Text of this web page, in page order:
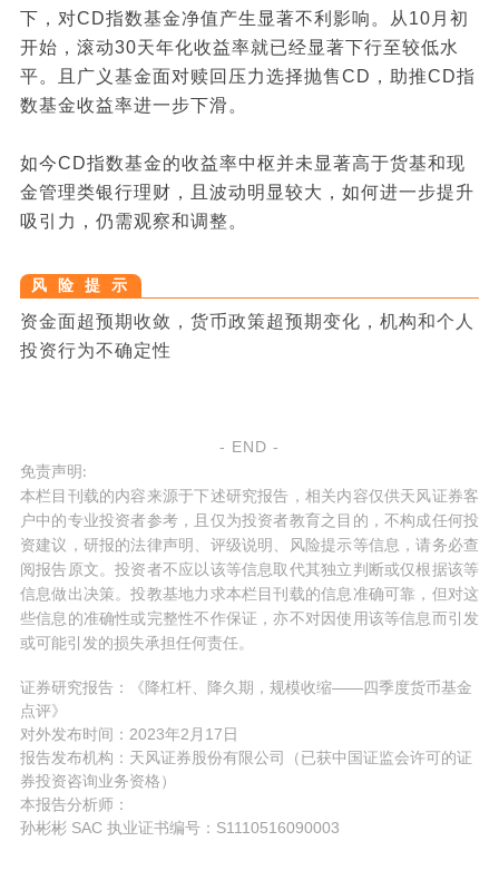
下，对CD指数基金净值产生显著不利影响。从10月初
开始，滚动30天年化收益率就已经显著下行至较低水
平。且广义基金面对赎回压力选择抛售CD，助推CD指
数基金收益率进一步下滑。
如今CD指数基金的收益率中枢并未显著高于货基和现
金管理类银行理财，且波动明显较大，如何进一步提升
吸引力，仍需观察和调整。
风 险 提 示
资金面超预期收敛，货币政策超预期变化，机构和个人
投资行为不确定性
- END -
免责声明 :
本栏目刊载的内容来源于下述研究报告，相关内容仅供天风证券客
户中的专业投资者参考，且仅为投资者教育之目的，不构成任何投
资建议，研报的法律声明、评级说明、风险提示等信息，请务必查
阅报告原文。投资者不应以该等信息取代其独立判断或仅根据该等
信息做出决策。投教基地力求本栏目刊载的信息准确可靠，但对这
些信息的准确性或完整性不作保证，亦不对因使用该等信息而引发
或可能引发的损失承担任何责任。
证券研究报告：《降杠杆、降久期，规模收缩——四季度货币基金
点评》
对外发布时间：2023年2月17日
报告发布机构：天风证券股份有限公司（已获中国证监会许可的证
券投资咨询业务资格）
本报告分析师：
孙彬彬 SAC 执业证书编号：S1110516090003